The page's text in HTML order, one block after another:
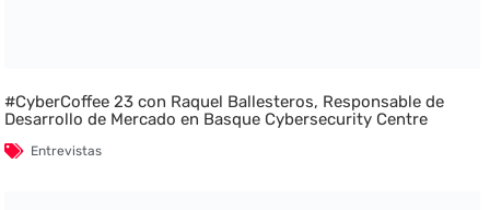
#CyberCoffee 23 con Raquel Ballesteros, Responsable de
Desarrollo de Mercado en Basque Cybersecurity Centre
Entrevistas